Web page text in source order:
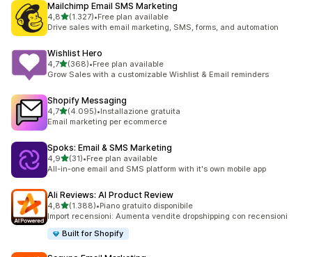
Mailchimp Email SMS Marketing
4,8stelle su 5
(1.327)
1327 recensioni totali
•Free plan available
Drive sales with email marketing, SMS, forms, and automation
Wishlist Hero
4,7stelle su 5
(368)
368 recensioni totali
•Free plan available
Grow Sales with a customizable Wishlist & Email reminders
Shopify Messaging
4,7stelle su 5
(4.095)
4095 recensioni totali
•Installazione gratuita
Email marketing per ecommerce
Spoks: Email & SMS Marketing
4,9stelle su 5
(31)
31 recensioni totali
•Free plan available
All-in-one email and SMS platform with it's own mobile app
Ali Reviews: AI Product Review
4,8stelle su 5
(1.388)
1388 recensioni totali
•Piano gratuito disponibile
Import recensioni: Aumenta vendite dropshipping con recensioni
Built for Shopify